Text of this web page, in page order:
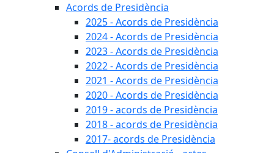
Acords de Presidència
2025 - Acords de Presidència
2024 - Acords de Presidència
2023 - Acords de Presidència
2022 - Acords de Presidència
2021 - Acords de Presidència
2020 - Acords de Presidència
2019 - acords de Presidència
2018 - acords de Presidència
2017- acords de Presidència